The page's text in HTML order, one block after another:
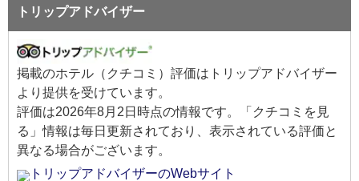
トリップアドバイザー
掲載のホテル（クチコミ）評価はトリップアドバイザー
より提供を受けています。
評価は2026年8月2日 時点の情報です。「クチコミを見
る」情報は毎日更新されており、表示されている評価と
異なる場合がございます。
トリップアドバイザーのWebサイト